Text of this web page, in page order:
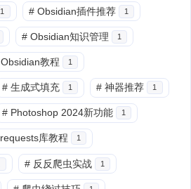
1 # Obsidian插件推荐 1
# Obsidian知识管理 1
Obsidian教程 1
# 生成式填充 1 # 神器推荐 1
# Photoshop 2024新功能 1
requests库教程 1
# 反反爬虫实战 1